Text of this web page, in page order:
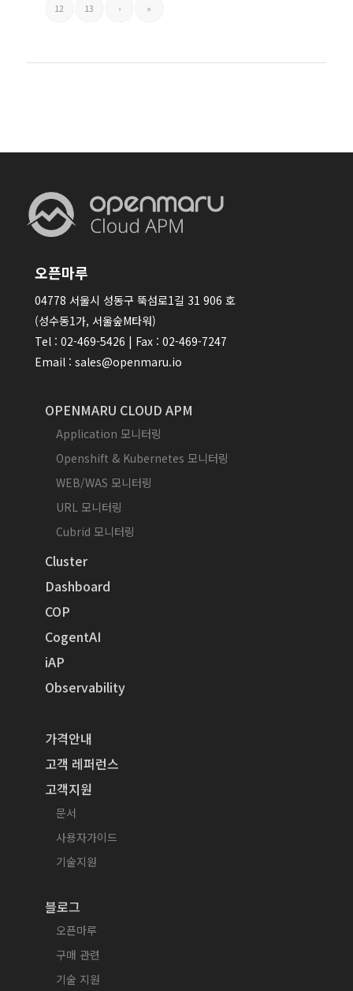
12 13 › »
오픈마루
04778 서울시 성동구 뚝섬로1길 31 906 호
(성수동1가, 서울숲M타워)
Tel : 02-469-5426 | Fax : 02-469-7247
Email : sales@openmaru.io
OPENMARU CLOUD APM
Application 모니터링
Openshift & Kubernetes 모니터링
WEB/WAS 모니터링
URL 모니터링
Cubrid 모니터링
Cluster
Dashboard
COP
CogentAI
iAP
Observability
가격안내
고객 레퍼런스
고객지원
문서
사용자가이드
기술지원
블로그
오픈마루
구매 관련
기술 지원